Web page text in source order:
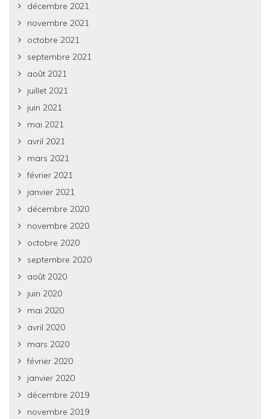
décembre 2021
novembre 2021
octobre 2021
septembre 2021
août 2021
juillet 2021
juin 2021
mai 2021
avril 2021
mars 2021
février 2021
janvier 2021
décembre 2020
novembre 2020
octobre 2020
septembre 2020
août 2020
juin 2020
mai 2020
avril 2020
mars 2020
février 2020
janvier 2020
décembre 2019
novembre 2019